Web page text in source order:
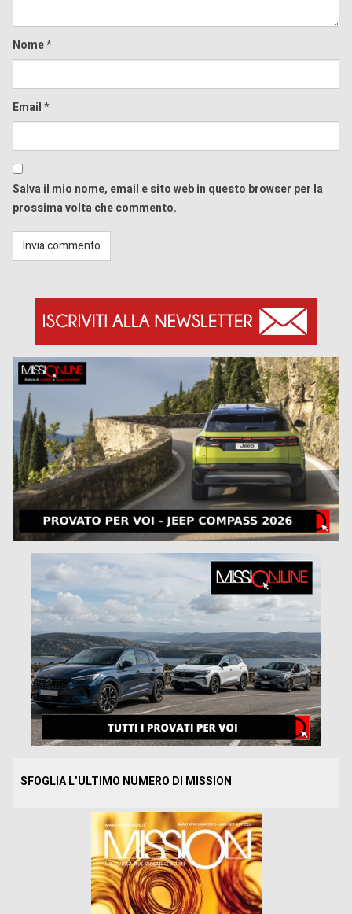
Nome*
Email*
Salva il mio nome, email e sito web in questo browser per la
prossima volta che commento.
SFOGLIA L’ULTIMO NUMERO DI MISSION